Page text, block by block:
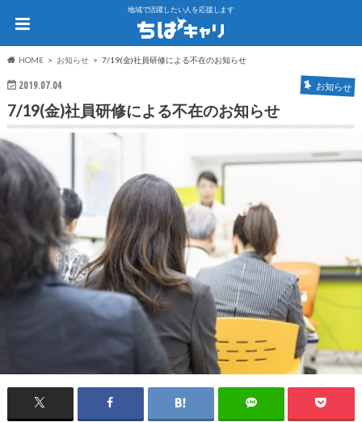
地域で活躍したい人を応援します
HOME お知らせ 7/19(金)社員研修による不在のお知らせ
2019.07.04 お知らせ
7/19(金)社員研修による不在のお知らせ